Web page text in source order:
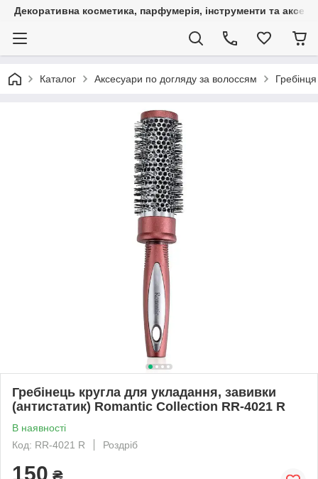
Декоративна косметика, парфумерія, інструменти та
Каталог Аксесуари по догляду за волоссям
Гребінець кругла для укладання, завивки
(антистатик) Romantic Collection RR-4021 R
В наявності
Код: RR-4021 R
Роздріб
150